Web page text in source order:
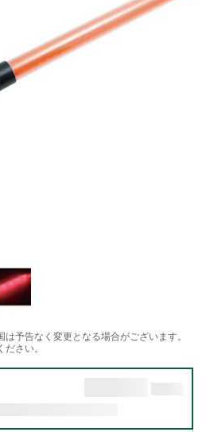
予告なく変更となる場合がございます。
さい。